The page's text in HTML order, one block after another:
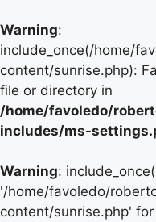
Warning:
include_once(/home/
content/sunrise.php):
file or directory in
/home/favoledo/
includes/ms-
Warning:
'/home/favoledo/
content/sunrise.php'